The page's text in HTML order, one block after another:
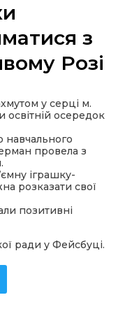
з
Розі
у серці м.
осередок
навчального
провела з
іграшку-
розказати свої
позитивні
ради у Фейсбуці.